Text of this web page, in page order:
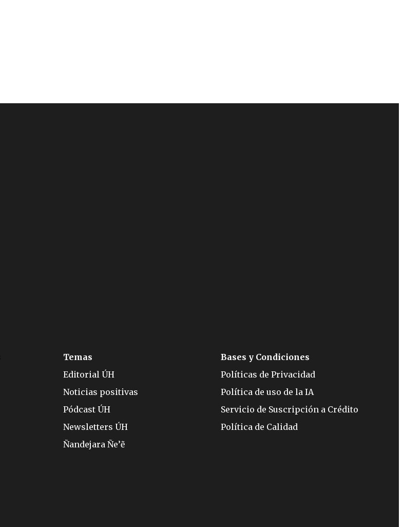
Temas
Editorial ÚH
Noticias positivas
Pódcast ÚH
Newsletters ÚH
Ñandejara Ñe’ẽ
Bases y Condiciones
Políticas de Privacidad
Política de uso de la IA
Servicio de Suscripción a Crédito
Política de Calidad